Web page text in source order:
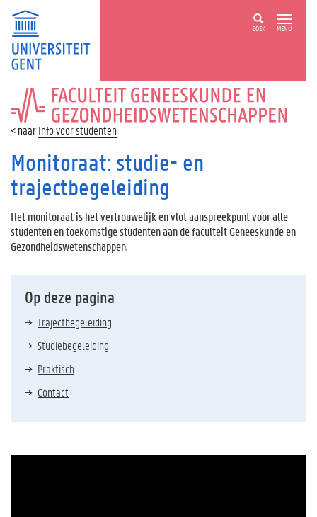
ZOEK MENU
FACULTEIT
GENEESKUNDE
EN
GEZONDHEIDSWETENSCHAPPEN
Info voor studenten
Monitoraat: studie- en
trajectbegeleiding
Het monitoraat is het vertrouwelijk en vlot aanspreekpunt voor alle
studenten en toekomstige studenten aan de faculteit Geneeskunde en
Gezondheidswetenschappen.
Op deze pagina
Trajectbegeleiding
Studiebegeleiding
Praktisch
Contact